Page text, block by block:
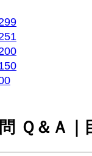
Ｑ＆Ａ｜